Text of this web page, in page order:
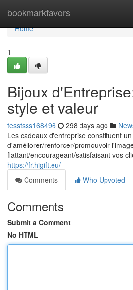
bookmarkfavors
Home
Home
1
Bijoux
style et valeur
tesstsss168496 298 days ago
Les cadeaux d'entreprise constituent
d'améliorer/renforcer/promouvoir
flattant/encourageant/satisfaisant vos
https://fr.higift.eu/
Comments
Who Upvoted
Comments
Submit a Comment
No HTML